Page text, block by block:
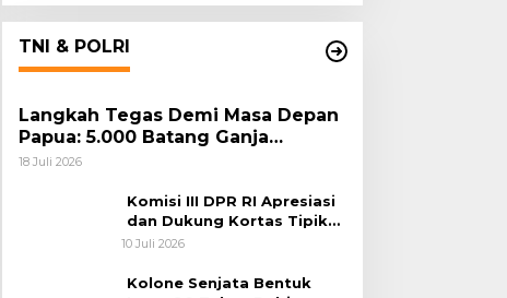
TNI & POLRI
Langkah Tegas Demi Masa Depan
Papua: 5.000 Batang Ganja
Berhasil Diungkap Koops TNI
18 Juli 2026
Komisi III DPR RI Apresiasi
dan Dukung Kortas Tipikor
Polri Usut Dugaan Korupsi
10 Juli 2026
Kolone Senjata Bentuk